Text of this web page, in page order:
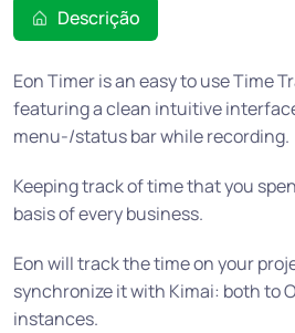
Descrição
Eon Timer is an easy to use Time
featuring a clean intuitive
menu-/status bar while recording.
Keeping track of time that you
basis of every business.
Eon will track the time on your
synchronize it with Kimai: both to
instances.